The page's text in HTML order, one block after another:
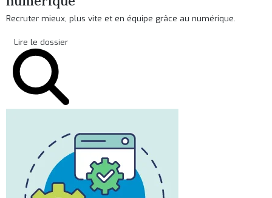
Recruter mieux, plus vite et en équipe grâce au numérique.
Lire le dossier